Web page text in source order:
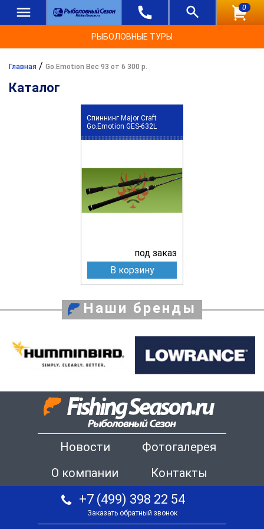
0
РЫБОЛОВНЫЕ ТУРЫ
Главная / Go.Emotion Вес 93 от 6 300 р.
Каталог
Спиннинг Major Craft
Go.Emotion GES-632L
под заказ
В корзину
Наши бренды
Новости
Фотогалерея
О компании
Контакты
+7 (499) 398 22 54
Заказать обратный звонок